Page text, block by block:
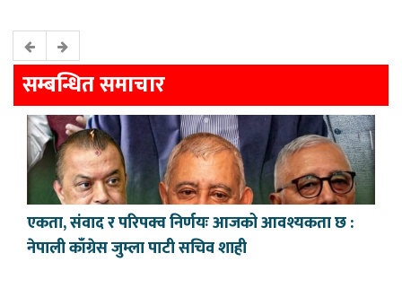
सम्बन्धित समाचार
एकता, संवाद र परिपक्व निर्णयः आजको आवश्यकता छ :
नेपाली काँग्रेस जुम्ला पाटी सचिव शाही